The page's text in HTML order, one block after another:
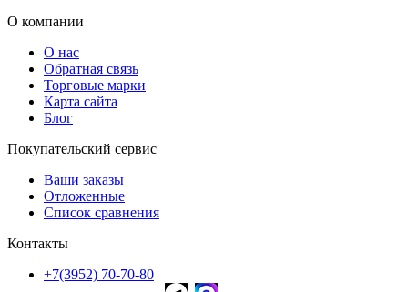
О компании
О нас
Обратная связь
Торговые марки
Карта сайта
Блог
Покупательский сервис
Ваши заказы
Отложенные
Список сравнения
Контакты
+7(3952) 70-70-80